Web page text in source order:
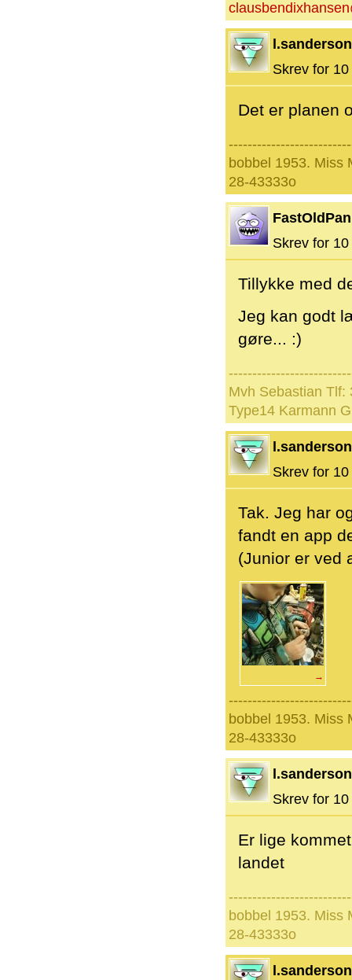
l.sanderson
Skrev for
Det er planen
bobbel 1953. Miss
28-43333o
FastOldPan
Skrev for
Tillykke med
Jeg kan godt
gøre... :)
Mvh Sebastian Tlf:
Type14 Karmann
l.sanderson
Skrev for
Tak. Jeg har
fandt en app
(Junior er
→
bobbel 1953. Miss
28-43333o
l.sanderson
Skrev for
Er lige
landet
bobbel 1953. Miss
28-43333o
l.sanderson